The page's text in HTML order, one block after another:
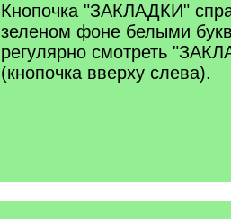
Кнопочка "ЗАКЛАДКИ"
зеленом фоне белыми
регулярно смотреть
(кнопочка вверху слева).